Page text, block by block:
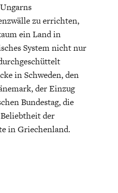
QUO DER
VWL
GAP
zu errichten,
ein Land in
System nicht nur
in Schweden, den
der Einzug
Bundestag, die
der
in Griechenland.